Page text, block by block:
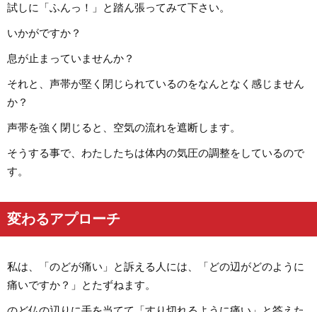
試しに「ふんっ！」と踏ん張ってみて下さい。
いかがですか？
息が止まっていませんか？
それと、声帯が堅く閉じられているのをなんとなく感じません
か？
声帯を強く閉じると、空気の流れを遮断します。
そうする事で、わたしたちは体内の気圧の調整をしているので
す。
変わるアプローチ
私は、「のどが痛い」と訴える人には、「どの辺がどのように
痛いですか？」とたずねます。